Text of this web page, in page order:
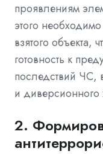
проявлениям
этого
взятого объекта,
готовность к
последствий ЧС,
и диверсионного
2.